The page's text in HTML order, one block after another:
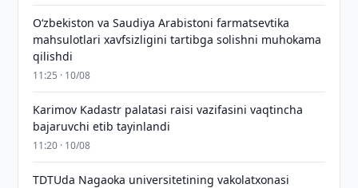
Oʻzbekiston va Saudiya Arabistoni farmatsevtika
mahsulotlari xavfsizligini tartibga solishni muhokama
qilishdi
11:25 · 10/08
Karimov Kadastr palatasi raisi vazifasini vaqtincha
bajaruvchi etib tayinlandi
11:20 · 10/08
TDTUda Nagaoka universitetining vakolatxonasi